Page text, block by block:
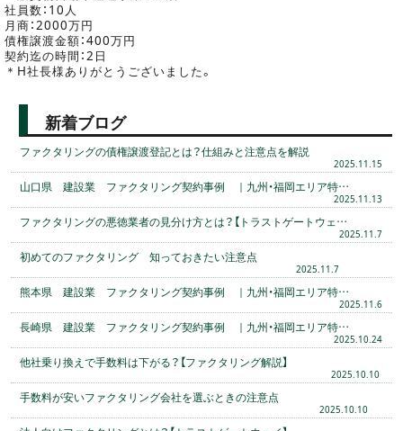
社員数：10人
月商：2000万円
債権譲渡金額：400万円
契約迄の時間：2日
＊H社長様ありがとうございました。
新着ブログ
ファクタリングの債権譲渡登記とは？仕組みと注意点を解説
2025.11.15
山口県 建設業 ファクタリング契約事例 ｜九州・福岡エリア特…
2025.11.13
ファクタリングの悪徳業者の見分け方とは？【トラストゲートウェ…
2025.11.7
初めてのファクタリング 知っておきたい注意点
2025.11.7
熊本県 建設業 ファクタリング契約事例 ｜九州・福岡エリア特…
2025.11.6
長崎県 建設業 ファクタリング契約事例 ｜九州・福岡エリア特…
2025.10.24
他社乗り換えで手数料は下がる？【ファクタリング解説】
2025.10.10
手数料が安いファクタリング会社を選ぶときの注意点
2025.10.10